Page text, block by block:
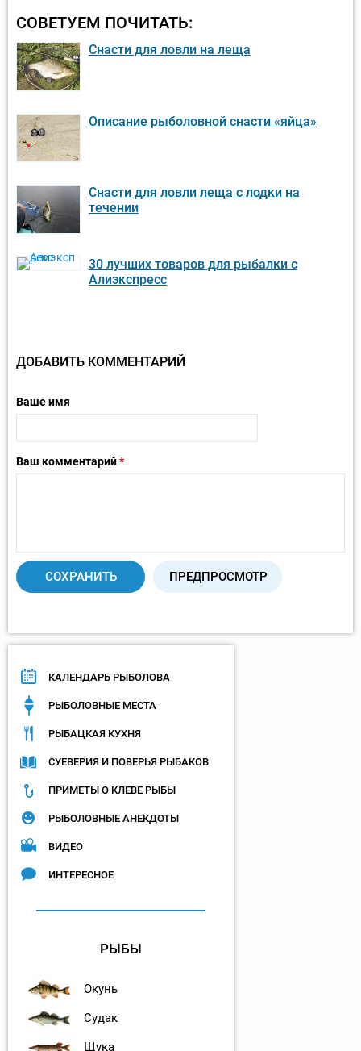
СОВЕТУЕМ ПОЧИТАТЬ:
Снасти для ловли на леща
Описание рыболовной снасти «яйца»
Снасти для ловли леща с лодки на
течении
30 лучших товаров для рыбалки с
Алиэкспресс
ДОБАВИТЬ КОММЕНТАРИЙ
Ваше имя
Ваш комментарий*
КАЛЕНДАРЬ РЫБОЛОВА
РЫБОЛОВНЫЕ МЕСТА
РЫБАЦКАЯ КУХНЯ
СУЕВЕРИЯ И ПОВЕРЬЯ РЫБАКОВ
ПРИМЕТЫ О КЛЕВЕ РЫБЫ
РЫБОЛОВНЫЕ АНЕКДОТЫ
ВИДЕО
ИНТЕРЕСНОЕ
РЫБЫ
Окунь
Судак
Щука